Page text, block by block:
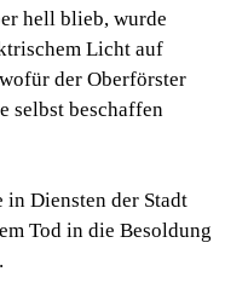
hell blieb, wurde
Licht auf
der Oberförster
selbst beschaffen
Diensten der Stadt
Tod in die Besoldung